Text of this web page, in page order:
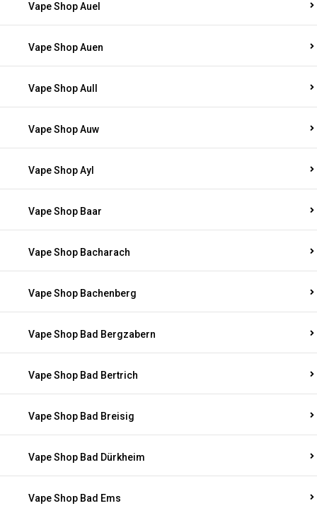
Vape Shop Auel
Vape Shop Auen
Vape Shop Aull
Vape Shop Auw
Vape Shop Ayl
Vape Shop Baar
Vape Shop Bacharach
Vape Shop Bachenberg
Vape Shop Bad Bergzabern
Vape Shop Bad Bertrich
Vape Shop Bad Breisig
Vape Shop Bad Dürkheim
Vape Shop Bad Ems